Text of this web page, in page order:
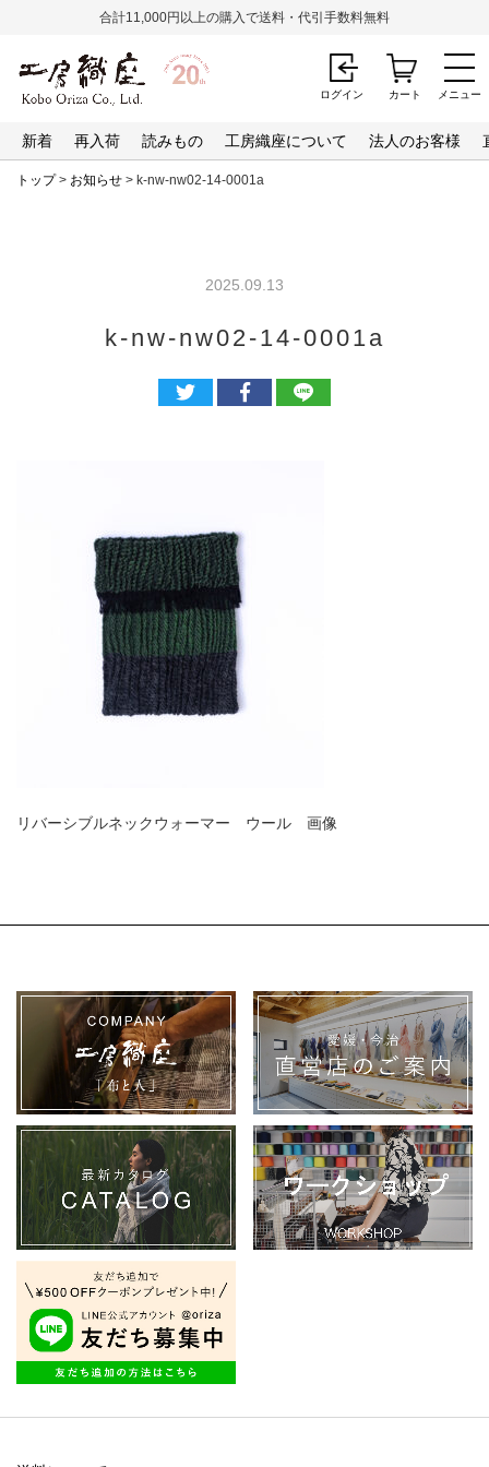
メニュー
合計11,000円以上の購入で送料・代引手数料無料
新着 再入荷 読みもの 工房織座について 法人のお客様
ログイン カート
トップ> お知らせ > k-nw-nw02-14-0001a
2025.09.13
k-nw-nw02-14-0001a
リバーシブルネックウォーマー ウール 画像